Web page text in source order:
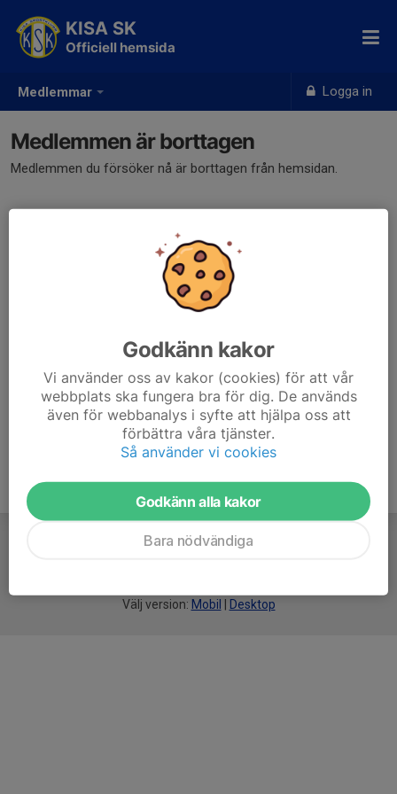
Medlemmar Logga in
KISA SK
Officiell hemsida
Medlemmen är borttagen
Medlemmen du försöker nå är borttagen från hemsidan.
Välj version: Mobil Desktop
Godkänn kakor
Vi använder oss av kakor (cookies) för att vår
webbplats ska fungera bra för dig. De används
även för webbanalys i syfte att hjälpa oss att
förbättra våra tjänster.
Så använder vi cookies
Godkänn alla kakor
Bara nödvändiga